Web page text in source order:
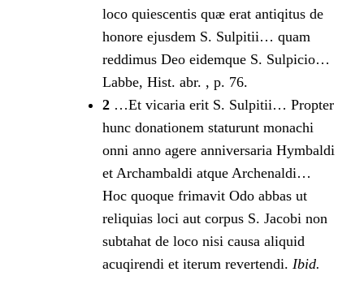
loco quiescentis quæ erat antiqitus de
honore ejusdem S. Sulpitii… quam
reddimus Deo eidemque S. Sulpicio…
Labbe, Hist. abr. , p. 76.
2 …Et vicaria erit S. Sulpitii… Propter
hunc donationem staturunt monachi
onni anno agere anniversaria Hymbaldi
et Archambaldi atque Archenaldi…
Hoc quoque frimavit Odo abbas ut
reliquias loci aut corpus S. Jacobi non
subtahat de loco nisi causa aliquid
acuqirendi et iterum revertendi. Ibid.